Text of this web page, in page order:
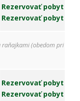
Rezervovať pobyt
Rezervovať pobyt
raňajkami (obedom pri
Rezervovať pobyt
Rezervovať pobyt